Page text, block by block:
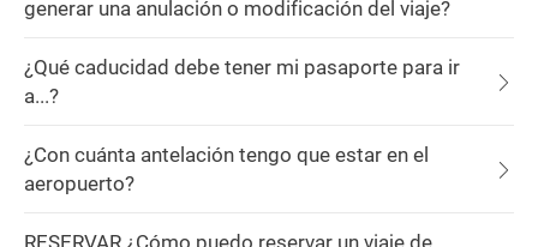
generar una anulación o modificación del viaje?
¿Qué caducidad debe tener mi pasaporte para ir
a...?
¿Con cuánta antelación tengo que estar en el
aeropuerto?
RESERVAR ¿Cómo puedo reservar un viaje de